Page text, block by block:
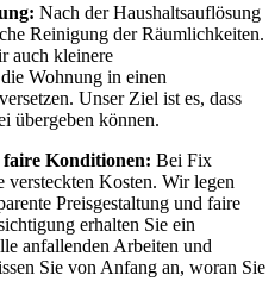
Nach der Haushaltsauflösung
Reinigung der Räumlichkeiten.
auch kleinere
Wohnung in einen
Unser Ziel ist es, dass
übergeben können.
faire Konditionen: Bei Fix
versteckten Kosten. Wir legen
Preisgestaltung und faire
erhalten Sie ein
anfallenden Arbeiten und
Sie von Anfang an, woran Sie